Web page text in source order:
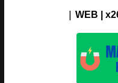
| WEB |